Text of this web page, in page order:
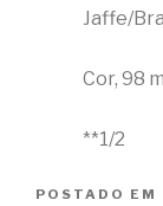
Jaffe/
Cor, 98
**1/2
POSTADO EM